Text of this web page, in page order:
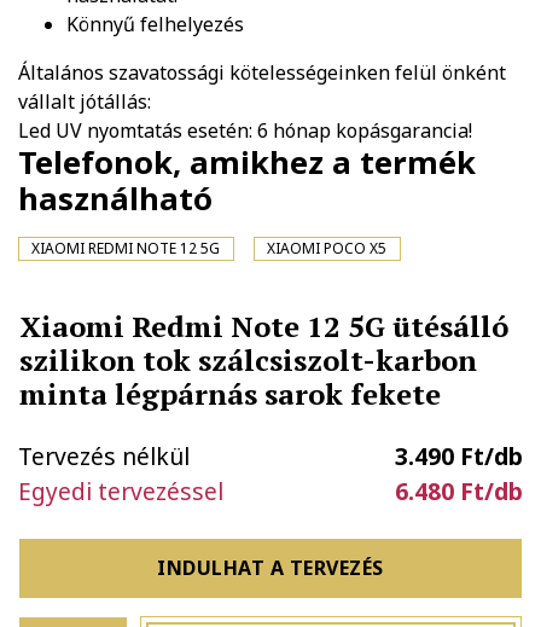
Könnyű felhelyezés
Általános szavatossági kötelességeinken felül önként
vállalt jótállás:
Led UV nyomtatás esetén: 6 hónap kopásgarancia!
Telefonok, amikhez a termék
használható
XIAOMI REDMI NOTE 12 5G XIAOMI POCO X5
Xiaomi Redmi Note 12 5G ütésálló
szilikon tok szálcsiszolt-karbon
minta légpárnás sarok fekete
Tervezés nélkül
3.490 Ft/db
Egyedi tervezéssel
6.480 Ft/db
INDULHAT A TERVEZÉS